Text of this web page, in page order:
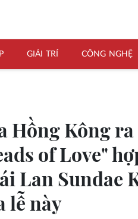
GIẢI TRÍ CÔNG NGHỆ
Hồng Kông ra
of Love"
Lan Sundae
lễ này